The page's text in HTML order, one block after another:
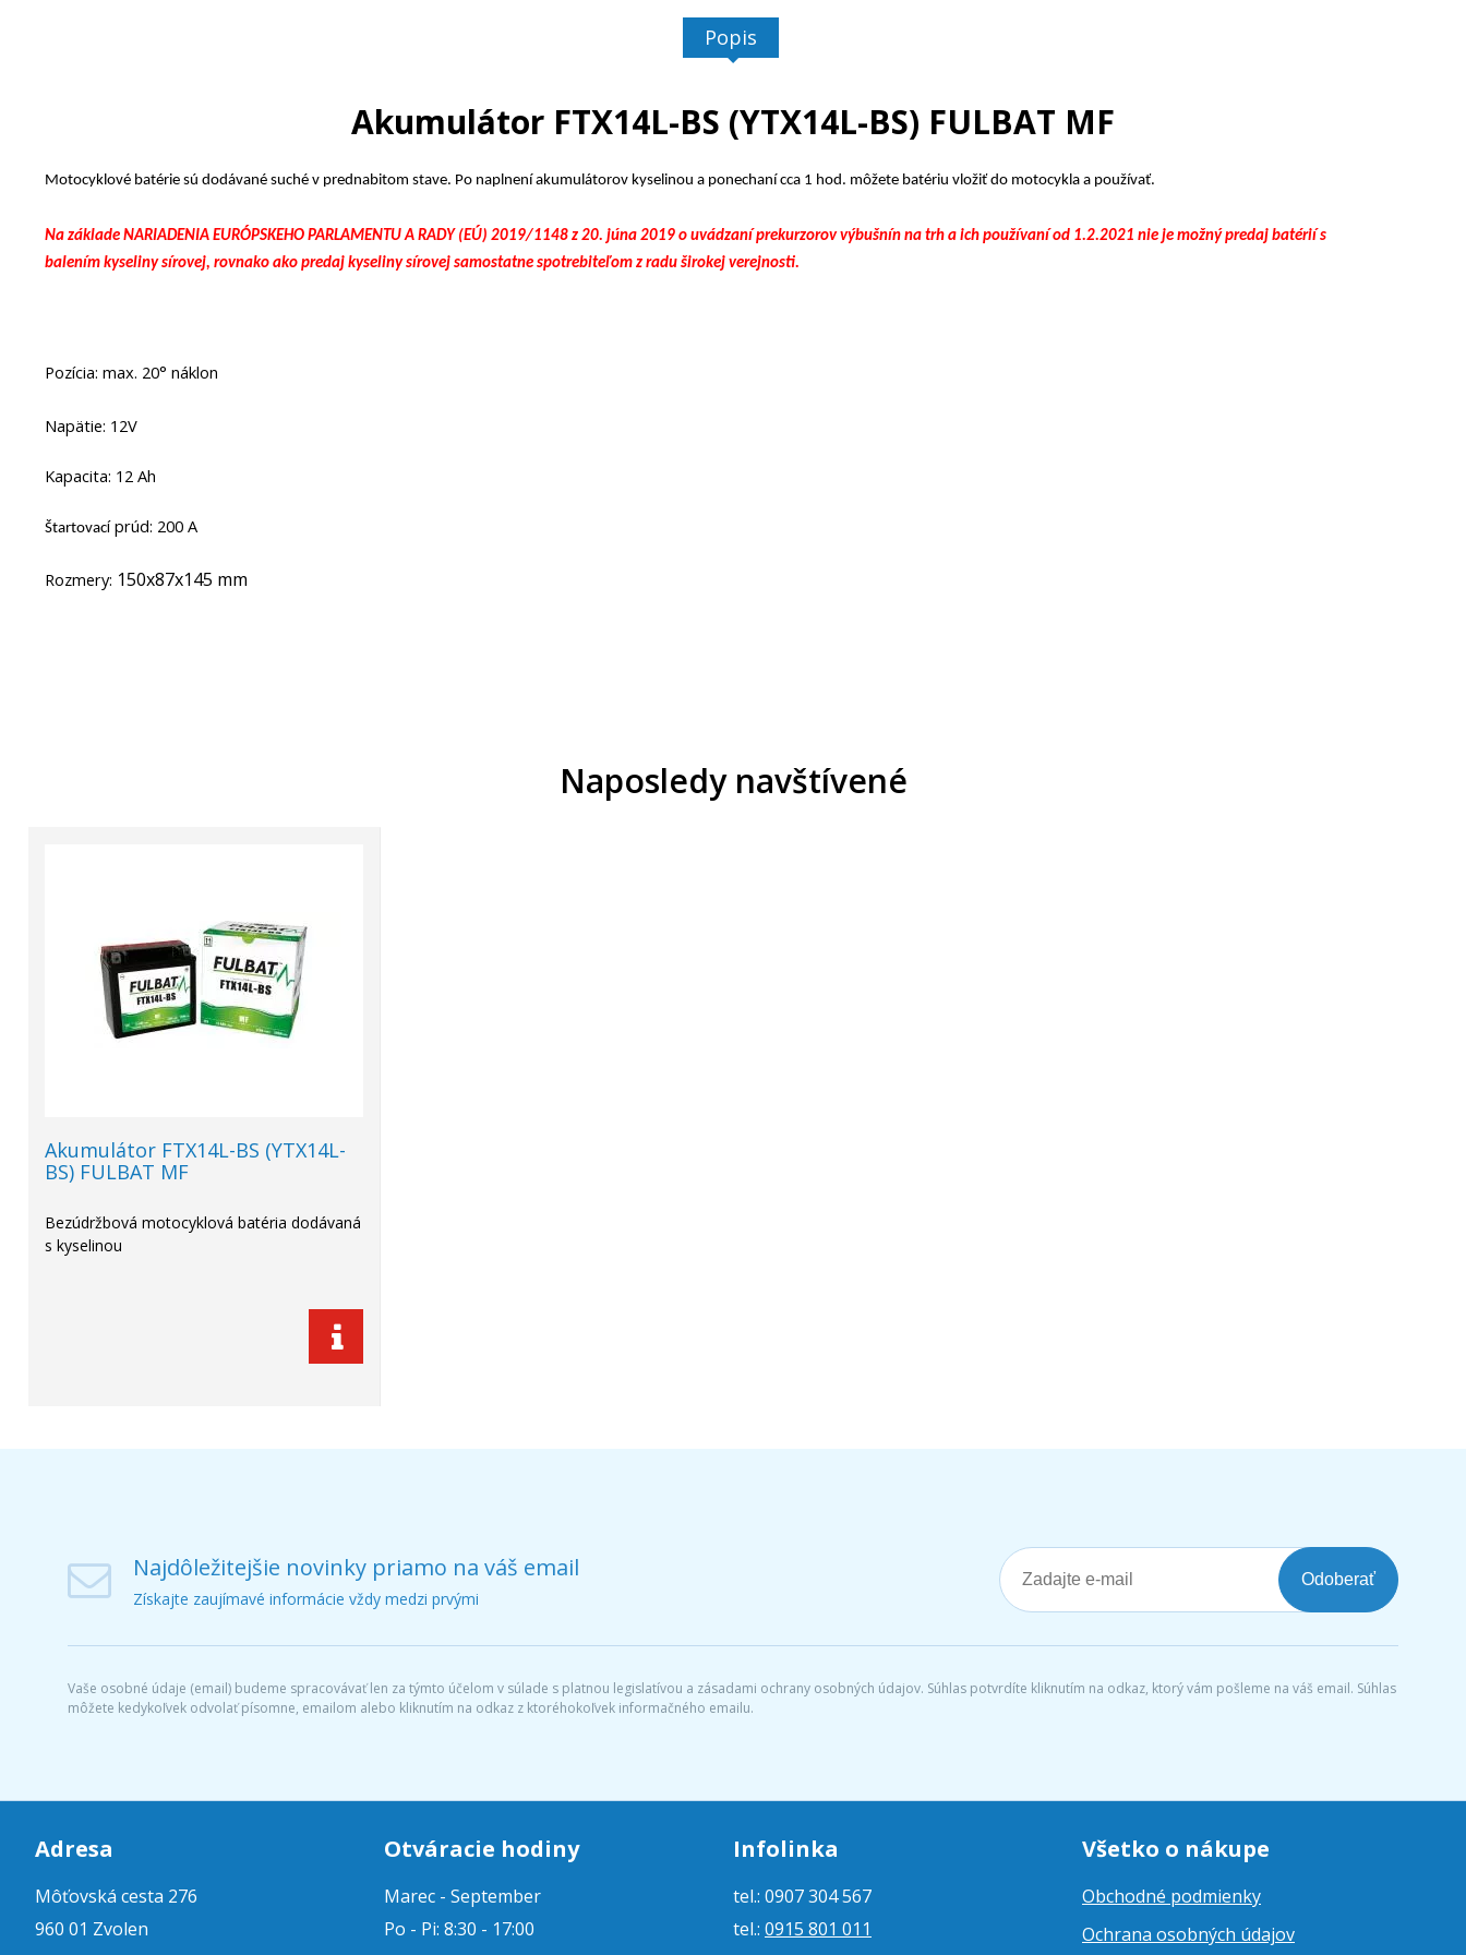
Popis
Akumulátor FTX14L-BS (YTX14L-BS) FULBAT MF
Motocyklové batérie sú dodávané suché v prednabitom stave. Po naplnení akumulátorov kyselinou a ponechaní cca 1 hod. môžete batériu vložiť do motocykla a používať.
Na základe NARIADENIA EURÓPSKEHO PARLAMENTU A RADY (EÚ) 2019/1148 z 20. júna 2019 o uvádzaní prekurzorov výbušnín na trh a ich používaní od 1.2.2021 nie je možný predaj batérií s
balením kyseliny sírovej, rovnako ako predaj kyseliny sírovej samostatne spotrebiteľom z radu širokej verejnosti.
Pozícia: max. 20° náklon
Napätie: 12V
Kapacita: 12 Ah
Štartovací prúd: 200 A
Rozmery: 150x87x145 mm
Naposledy navštívené
Akumulátor FTX14L-BS (YTX14L-
BS) FULBAT MF
Bezúdržbová motocyklová batéria dodávaná
s kyselinou
Najdôležitejšie novinky priamo na váš email
Získajte zaujímavé informácie vždy medzi prvými
Odoberať
Vaše osobné údaje (email) budeme spracovávať len za týmto účelom v súlade s platnou legislatívou a zásadami ochrany osobných údajov. Súhlas potvrdíte kliknutím na odkaz, ktorý vám pošleme na váš email. Súhlas
môžete kedykoľvek odvolať písomne, emailom alebo kliknutím na odkaz z ktoréhokoľvek informačného emailu.
Adresa
Môťovská cesta 276
960 01 Zvolen
Otváracie hodiny
Marec - September
Po - Pi: 8:30 - 17:00
Infolinka
tel.: 0907 304 567
tel.: 0915 801 011
Všetko o nákupe
Obchodné podmienky
Ochrana osobných údajov